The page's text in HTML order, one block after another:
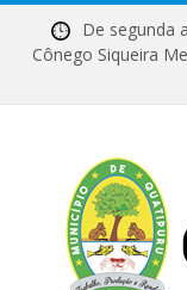
De
Cônego Siqueira